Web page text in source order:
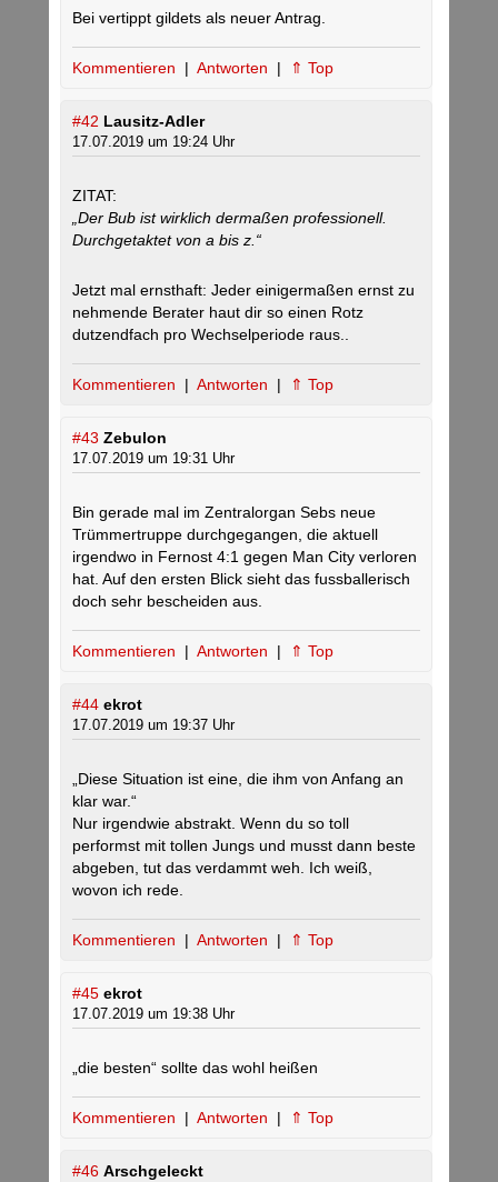
Bei vertippt gildets als neuer Antrag.
Kommentieren | Antworten | ⇑ Top
#42 Lausitz-Adler
17.07.2019 um 19:24 Uhr
ZITAT:
„Der Bub ist wirklich dermaßen professionell.
Durchgetaktet von a bis z.“
Jetzt mal ernsthaft: Jeder einigermaßen ernst zu
nehmende Berater haut dir so einen Rotz
dutzendfach pro Wechselperiode raus..
Kommentieren | Antworten | ⇑ Top
#43 Zebulon
17.07.2019 um 19:31 Uhr
Bin gerade mal im Zentralorgan Sebs neue
Trümmertruppe durchgegangen, die aktuell
irgendwo in Fernost 4:1 gegen Man City verloren
hat. Auf den ersten Blick sieht das fussballerisch
doch sehr bescheiden aus.
Kommentieren | Antworten | ⇑ Top
#44 ekrot
17.07.2019 um 19:37 Uhr
„Diese Situation ist eine, die ihm von Anfang an
klar war.“
Nur irgendwie abstrakt. Wenn du so toll
performst mit tollen Jungs und musst dann beste
abgeben, tut das verdammt weh. Ich weiß,
wovon ich rede.
Kommentieren | Antworten | ⇑ Top
#45 ekrot
17.07.2019 um 19:38 Uhr
„die besten“ sollte das wohl heißen
Kommentieren | Antworten | ⇑ Top
#46 Arschgeleckt